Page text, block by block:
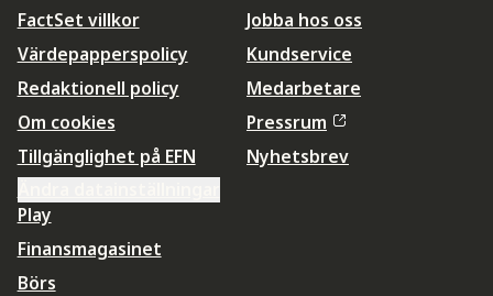
FactSet villkor
Värdepapperspolicy
Redaktionell policy
Om cookies
Tillgänglighet på EFN
Jobba hos oss
Kundservice
Medarbetare
Pressrum
Nyhetsbrev
Play
Finansmagasinet
Börs